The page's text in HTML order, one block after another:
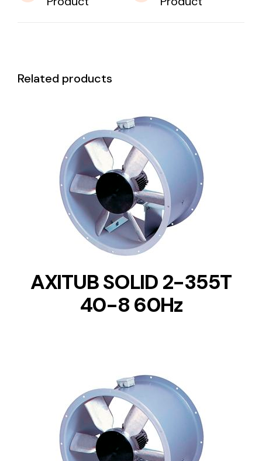
Related products
DETAILS
AXITUB SOLID 2-355T
40-8 60Hz
DETAILS